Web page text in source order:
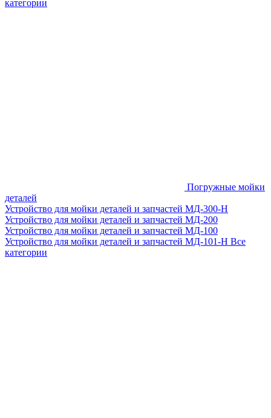
категории
Погружные мойки
деталей
Устройство для мойки деталей и запчастей МД-300-H
Устройство для мойки деталей и запчастей МД-200
Устройство для мойки деталей и запчастей МД-100
Устройство для мойки деталей и запчастей МД-101-Н Все
категории